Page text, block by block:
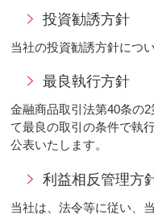
投資勧誘方針
当社の投資勧誘方針につ
最良執行方針
金融商品取引法第40条の
て最良の取引の条件で執
公表いたします。
利益相反管理方
当社は、法令等に従い、